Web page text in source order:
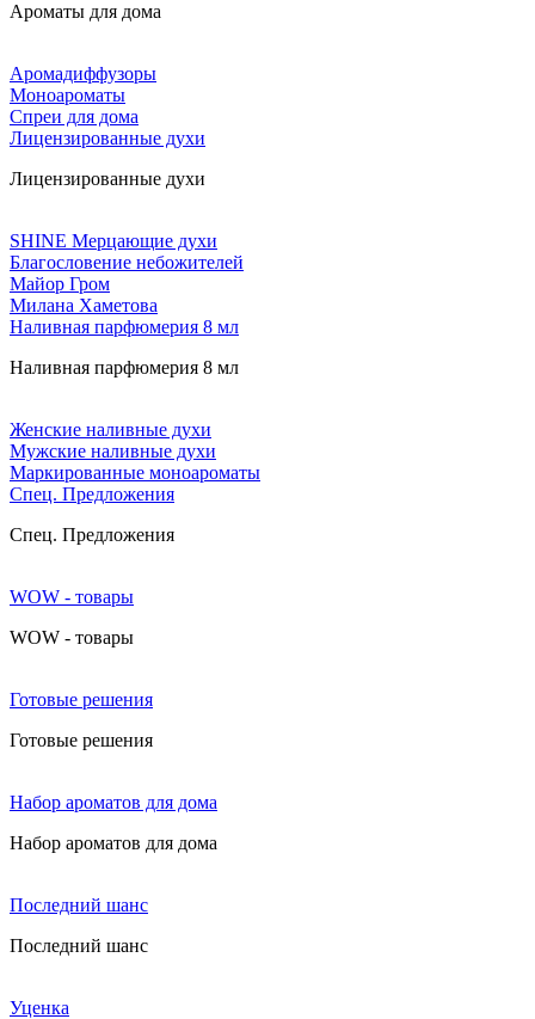
Ароматы для дома
Аромадиффузоры
Моноароматы
Спреи для дома
Лицензированные духи
Лицензированные духи
SHINE Мерцающие духи
Благословение небожителей
Майор Гром
Милана Хаметова
Наливная парфюмерия 8 мл
Наливная парфюмерия 8 мл
Женские наливные духи
Мужские наливные духи
Маркированные моноароматы
Cпец. Предложения
Cпец. Предложения
WOW - товары
WOW - товары
Готовые решения
Готовые решения
Набор ароматов для дома
Набор ароматов для дома
Последний шанс
Последний шанс
Уценка